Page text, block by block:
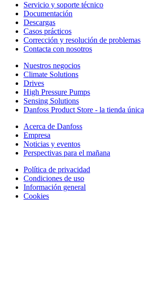
Servicio y soporte técnico
Documentación
Descargas
Casos prácticos
Corrección y resolución de problemas
Contacta con nosotros
Nuestros negocios
Climate Solutions
Drives
High Pressure Pumps
Sensing Solutions
Danfoss Product Store - la tienda única
Acerca de Danfoss
Empresa
Noticias y eventos
Perspectivas para el mañana
Política de privacidad
Condiciones de uso
Información general
Cookies